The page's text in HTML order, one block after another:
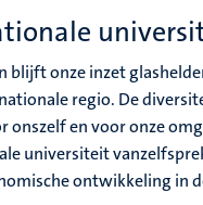
blijft onze inzet
regio. De
onszelf en voor onze
universiteit
ontwikkeling in